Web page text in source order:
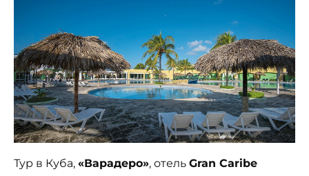
Тур в Куба, «Варадеро», отель Gran Caribe